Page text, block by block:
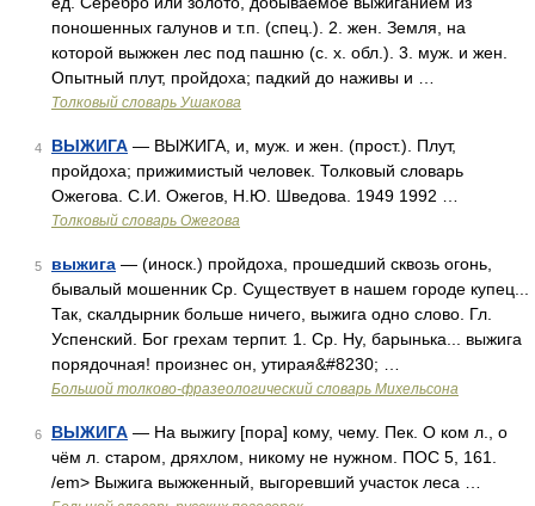
поношенных галунов и т.п. (спец.). 2. жен. Земля, на
которой выжжен лес под пашню (с. х. обл.). 3. муж. и жен.
Опытный плут, пройдоха; падкий до наживы и …
Толковый словарь Ушакова
4 ВЫЖИГА — ВЫЖИГА, и, муж. и жен. (прост.). Плут,
пройдоха; прижимистый человек. Толковый словарь
Ожегова. С.И. Ожегов, Н.Ю. Шведова. 1949 1992 …
Толковый словарь Ожегова
5 выжига — (иноск.) пройдоха, прошедший сквозь огонь,
бывалый мошенник Ср. Существует в нашем городе купец...
Так, скалдырник больше ничего, выжига одно слово. Гл.
Успенский. Бог грехам терпит. 1. Ср. Ну, барынька... выжига
порядочная! произнес он, утирая&#8230; …
Большой толково-фразеологический словарь Михельсона
6 ВЫЖИГА — На выжигу [пора] кому, чему. Пек. О ком л., о
чём л. старом, дряхлом, никому не нужном. ПОС 5, 161.
/em> Выжига выжженный, выгоревший участок леса …